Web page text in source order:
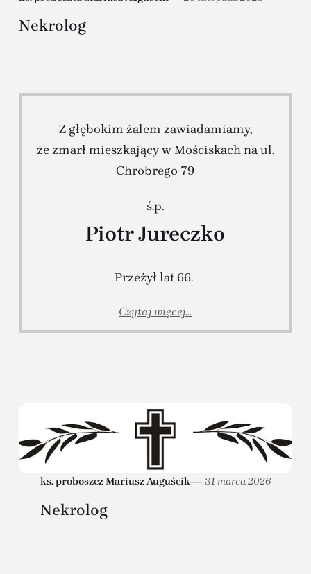
Nekrolog
Z głębokim żalem zawiadamiamy,
że zmarł mieszkający w Mościskach na ul.
Chrobrego 79
ś.p.
Piotr Jureczko
Przeżył lat 66.
Czytaj więcej...
ks. proboszcz Mariusz Auguścik 31 marca 2026
Nekrolog